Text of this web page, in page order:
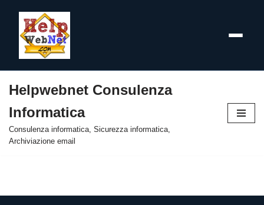
al
contenuto
Helpwebnet Consulenza
Informatica
Consulenza informatica, Sicurezza informatica,
Archiviazione email